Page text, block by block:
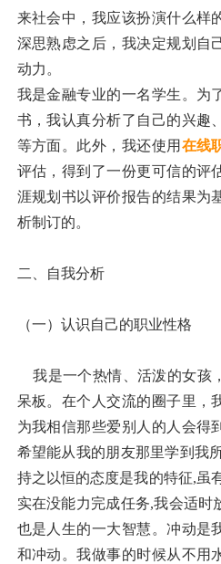
来社会中，我应该扮演什么样
深思熟虑之后，我决定规划自
动力。
我是金融专业的一名学生。为
书，我认真分析了自己的兴趣
等方面。此外，我还使用 在线
评估，得到了一份更可信的评
涯规划书以评价报告的结果为
析制订的。
二、自我分析
（一）认识自己的职业性格
我是一个热情、活泼的女孩
呆板。在个人交流的圈子里，
为我相信那些爱别人的人会得
希望能从我的朋友那里学到我
持之以恒的态度是我的特征,虽
实在没能力完成任务,我会适时
也是人生的一大智慧。冲动是
和冲动。我做事的时候从不用